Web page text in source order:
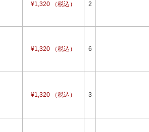
¥1,320 （税込） 2
¥1,320 （税込） 6
¥1,320 （税込） 3